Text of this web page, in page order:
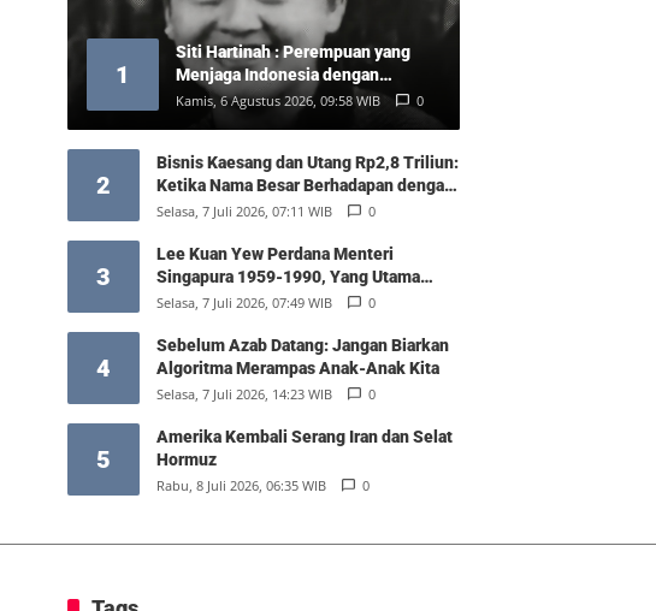
1
Siti Hartinah : Perempuan yang
Menjaga Indonesia dengan
Kelembutan (Tulisan Pertama)
Kamis, 6 Agustus 2026, 09:58 WIB 0
2
Bisnis Kaesang dan Utang Rp2,8 Triliun:
Ketika Nama Besar Berhadapan dengan
Hukum Pasar
Selasa, 7 Juli 2026, 07:11 WIB 0
3
Lee Kuan Yew Perdana Menteri
Singapura 1959-1990, Yang Utama
Diantara Yang Sederajat
Selasa, 7 Juli 2026, 07:49 WIB 0
4
Sebelum Azab Datang: Jangan Biarkan
Algoritma Merampas Anak-Anak Kita
Selasa, 7 Juli 2026, 14:23 WIB 0
5
Amerika Kembali Serang Iran dan Selat
Hormuz
Rabu, 8 Juli 2026, 06:35 WIB 0